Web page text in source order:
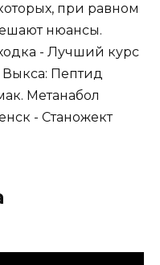
при равном
нюансы.
- Лучший курс
Пептид
Метанабол
- Станожект